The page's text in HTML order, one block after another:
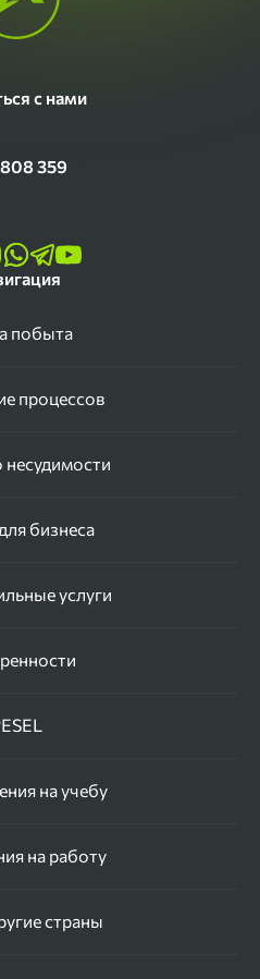
с нами
359
побыта
бизнеса
страны
процессов
услуги
на учебу
несудимости
на работу